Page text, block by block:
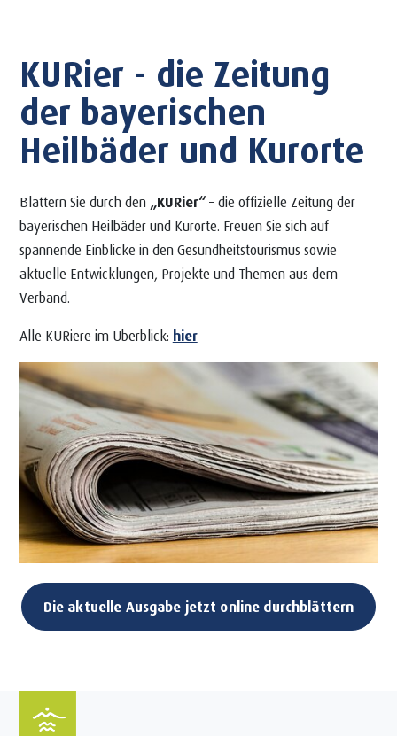
KURier - die Zeitung
der bayerischen
Heilbäder und Kurorte
Blättern Sie durch den „KURier“– die offizielle Zeitung der
bayerischen Heilbäder und Kurorte. Freuen Sie sich auf
spannende Einblicke in den Gesundheitstourismus sowie
aktuelle Entwicklungen, Projekte und Themen aus dem
Verband.
Alle KURiere im Überblick: hier
Die aktuelle Ausgabe jetzt online durchblättern